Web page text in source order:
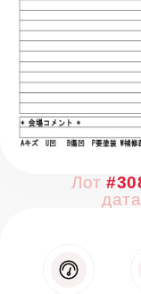
Лот